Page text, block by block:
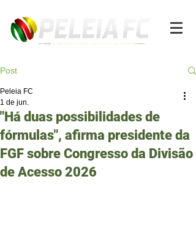
Post
"Há duas possibilidades de
fórmulas", afirma presidente da
FGF sobre Congresso da Divisão
de Acesso 2026
Peleia FC
1 de jun.